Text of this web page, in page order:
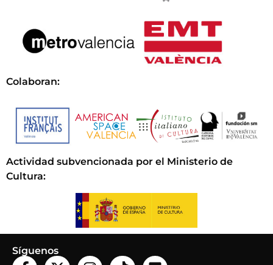
Colaboran:
Actividad subvencionada por el Ministerio de
Cultura:
Síguenos